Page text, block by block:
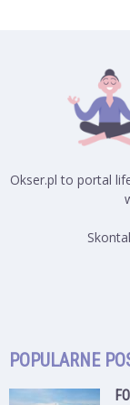
Okser.pl to portal
POPULARNE